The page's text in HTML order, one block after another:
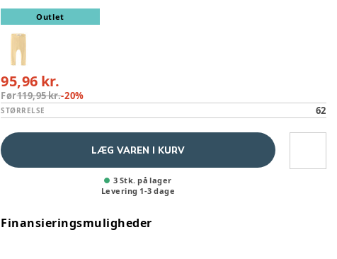
Outlet
95,96 kr.
Før119,95 kr.-20%
STØRRELSE 62
LÆG VAREN I KURV
3 Stk. på lager
Levering 1-3 dage
Finansieringsmuligheder